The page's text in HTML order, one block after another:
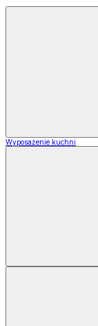
Wyposażenie kuchni